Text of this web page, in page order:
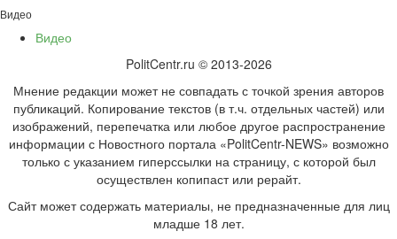
Видео
Видео
PolitCentr.ru © 2013-2026
Мнение редакции может не совпадать с точкой зрения авторов
публикаций. Копирование текстов (в т.ч. отдельных частей) или
изображений, перепечатка или любое другое распространение
информации с Новостного портала «PolitCentr-NEWS» возможно
только с указанием гиперссылки на страницу, с которой был
осуществлен копипаст или рерайт.
Сайт может содержать материалы, не предназначенные для лиц
младше 18 лет.